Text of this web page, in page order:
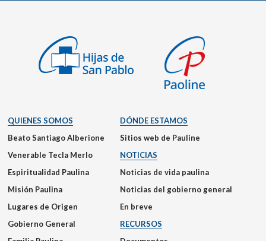
QUIENES SOMOS
Beato Santiago Alberione
Venerable Tecla Merlo
Espiritualidad Paulina
Misión Paulina
Lugares de Origen
Gobierno General
DÓNDE ESTAMOS
Sitios web de Pauline
NOTICIAS
Noticias de vida paulina
Noticias del gobierno general
En breve
RECURSOS